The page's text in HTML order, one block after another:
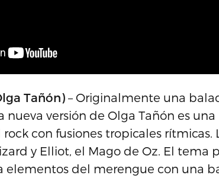
Tañón) – Originalmente una
nueva versión de Olga Tañón es
con fusiones tropicales rítmicas.
y Elliot, el Mago de Oz. El tema
elementos del merengue con una